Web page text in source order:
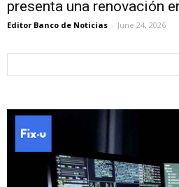
presenta una renovación
Editor Banco de Noticias - June 24, 2026